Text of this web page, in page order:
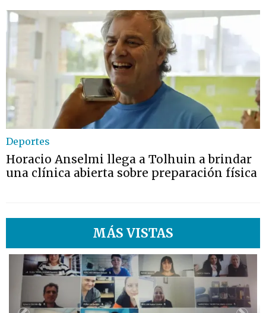
Deportes
Horacio Anselmi llega a Tolhuin a brindar
una clínica abierta sobre preparación física
MÁS VISTAS
1